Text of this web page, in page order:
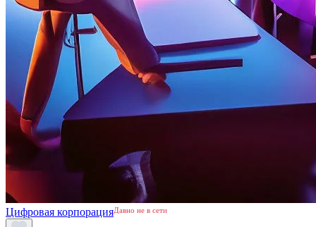
Цифровая корпорацияДавно не в сети